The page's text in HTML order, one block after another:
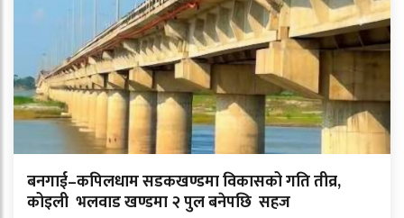
बनगाई–कपिलधाम सडकखण्डमा विकासको गति तीव्र,
कोइली भलवाड खण्डमा २ पुल बनेपछि सहज